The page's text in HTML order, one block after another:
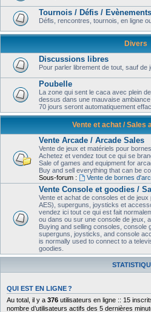
Tournois / Défis / Evènements
Défis, rencontres, tournois, en ligne
Divers
Discussions libres
Pour parler librement de tout, sauf de
Poubelle
La zone qui sent le caca avec plein
dessus dans une mauvaise
70 jours seront automatiquement
Vente et achat / Sales
Vente Arcade / Arcade Sales
Vente de jeux et matériels pour
Achetez et vendez tout ce qui se
Sale of games and equipment for
Buy and sell everything that can be
Sous-forum :
Vente de bornes
Vente Console et goodies /
Vente et achat de consoles et de
AES), superguns, joysticks et
vendez ici tout ce qui est fait
ou dans ou sur une console de jeux,
Buying and selling consoles, console
superguns, joysticks, and console
is normally used to connect to a
goodies.
QUI EST EN LIGNE ?
Au total, il y a 376 utilisateurs en ligne :: 15
nombre d’utilisateurs actifs des 5 dernières